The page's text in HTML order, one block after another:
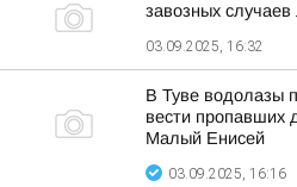
завозных случаев
03.09.2025, 16:32
В Туве водолазы
вести пропавших
Малый Енисей
03.09.2025, 16:16